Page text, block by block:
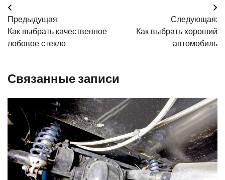
Навигация
по
записям
Предыдущая:
Как выбрать качественное
лобовое стекло
Следующая:
Как выбрать хороший
автомобиль
Связанные записи